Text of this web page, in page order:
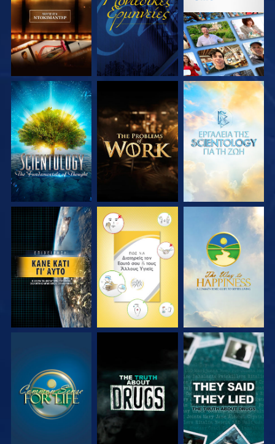
ΣΕΙΡΑ
ΕΞΕΡΕΥΝΗΣΤΕ ΤΗ
ΣΕΙΡΑ
ΕΞΕΡΕΥΝΗΣΤΕ ΤΗ
ΣΕΙΡΑ
ΕΞΕΡΕΥΝΗΣΤΕ ΤΗ
ΣΕΙΡΑ
ΠΑΡΑΚΟΛΟΥΘΗΣΤΕ ΠΑΡΑΚΟΛΟΥΘΗΣΤΕ ΠΑΡΑΚΟΛΟΥΘΗΣΤΕ
ΠΑΡΑΚΟΛΟΥΘΗΣΤΕ ΠΑΡΑΚΟΛΟΥΘΗΣΤΕ ΠΑΡΑΚΟΛΟΥΘΗΣΤΕ